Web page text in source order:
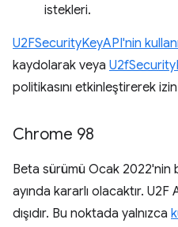
istekleri.
U2FSecurityKeyAPI'nin
kaydolarak veya
politikasını etkinleştirerek
Chrome 98
Beta sürümü Ocak 2022'nin
ayında kararlı olacaktır.
dışıdır. Bu noktada yalnızca